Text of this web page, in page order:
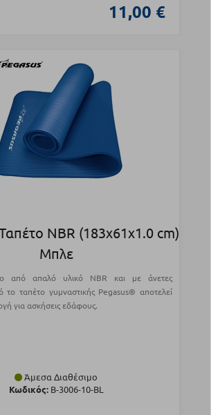
11,00 €
NBR (183x61x1.0 cm)
Μπλε
από απαλό υλικό NBR και με άνετες
το ταπέτο γυμναστικής Pegasus® αποτελεί
για ασκήσεις εδάφους.
Άμεσα Διαθέσιμο
Κωδικός:Β-3006-10-BL